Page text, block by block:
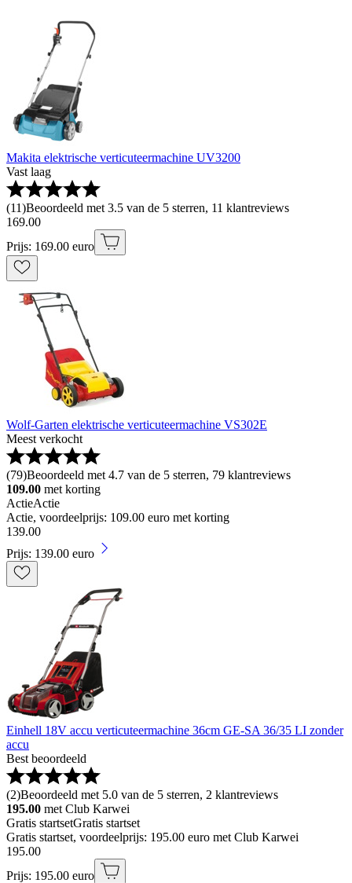
Makita elektrische verticuteermachine UV3200
Vast laag
(11)Beoordeeld met 3.5 van de 5 sterren, 11 klantreviews
169.00
Prijs: 169.00 euro
Wolf-Garten elektrische verticuteermachine VS302E
Meest verkocht
(79)Beoordeeld met 4.7 van de 5 sterren, 79 klantreviews
109.00 met korting
ActieActie
Actie, voordeelprijs: 109.00 euro met korting
139.00
Prijs: 139.00 euro
Einhell 18V accu verticuteermachine 36cm GE-SA 36/35 LI zonder
accu
Best beoordeeld
(2)Beoordeeld met 5.0 van de 5 sterren, 2 klantreviews
195.00 met Club Karwei
Gratis startsetGratis startset
Gratis startset, voordeelprijs: 195.00 euro met Club Karwei
195.00
Prijs: 195.00 euro